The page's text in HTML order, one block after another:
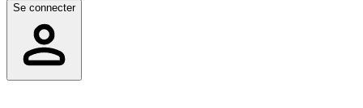
Se connecter